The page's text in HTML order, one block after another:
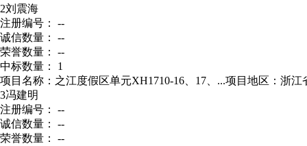
2刘震海
注册编号： --
诚信数量： --
荣誉数量： --
中标数量： 1
项目名称：之江度假区单元XH1710-16、17、...项目地区：浙江
3冯建明
注册编号： --
诚信数量： --
荣誉数量： --